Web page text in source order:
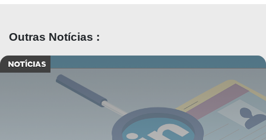
Outras Notícias :